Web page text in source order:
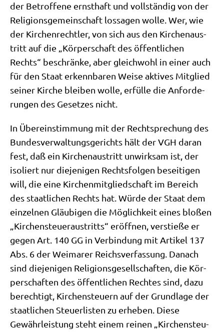
der Betrof­fe­ne ernst­haft und voll­stän­dig von der
Reli­gi­ons­ge­mein­schaft los­sa­gen wol­le. Wer, wie
der Kir­chen­recht­ler, von sich aus den Kir­chen­aus­
tritt auf die „Kör­per­schaft des öffent­li­chen
Rechts“ beschrän­ke, aber gleich­wohl in einer auch
für den Staat erkenn­ba­ren Wei­se akti­ves Mit­glied
sei­ner Kir­che blei­ben wol­le, erfül­le die Anfor­de­
run­gen des Geset­zes nicht.
In Über­ein­stim­mung mit der Recht­spre­chung des
Bun­des­ver­wal­tungs­ge­richts hält der VGH dar­an
fest, daß ein Kir­chen­aus­tritt unwirk­sam ist, der
iso­liert nur die­je­ni­gen Rechts­fol­gen besei­ti­gen
will, die eine Kir­chen­mit­glied­schaft im Bereich
des staat­li­chen Rechts hat. Wür­de der Staat dem
ein­zel­nen Gläu­bi­gen die Mög­lich­keit eines blo­ßen
„Kir­chen­steu­er­aus­tritts“ eröff­nen, ver­stie­ße er
gegen Art. 140 GG in Ver­bin­dung mit Arti­kel 137
Abs. 6 der Wei­ma­rer Reichs­ver­fas­sung. Danach
sind die­je­ni­gen Reli­gi­ons­ge­sell­schaf­ten, die Kör­
per­schaf­ten des öffent­li­chen Rech­tes sind, dazu
berech­tigt, Kir­chen­steu­ern auf der Grund­la­ge der
staat­li­chen Steu­er­li­sten zu erhe­ben. Die­se
Gewähr­lei­stung steht einem rei­nen „Kir­chen­steu­